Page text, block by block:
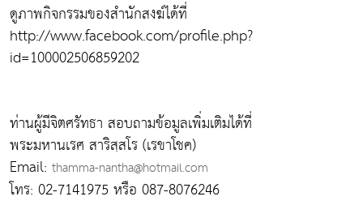
ดูภาพกิจกรรมของสำนักสงฆ์ได้ที่
http://www.facebook.com/profile.php?
id=100002506859202
ท่านผู้มีจิตศรัทธา สอบถามข้อมูลเพิ่มเติมได้ที่
พระมหานเรศ สาริสฺสโร (เรขาโชค)
Email: thamma-nantha@hotmail.com
โทร: 02-7141975 หรือ 087-8076246